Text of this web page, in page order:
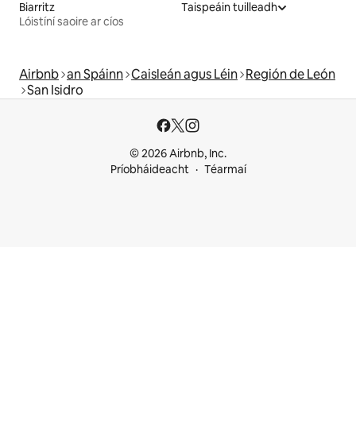
Biarritz
Lóistíní saoire ar cíos
Taispeáin tuilleadh
Airbnb an Spáinn Caisleán agus Léin Región de León
San Isidro
© 2026 Airbnb, Inc.
Príobháideacht
Téarmaí